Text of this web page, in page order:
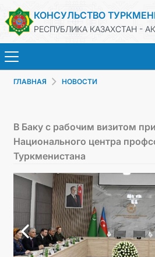
КОНСУЛЬСТВО
РЕСПУБЛИКА КАЗАХСТАН -
КОНСУЛЬСКИЕ
МИД
ЗАПИСЬ НА
ГЛАВНАЯ НОВОСТИ
В Баку с рабочим визитом
Национального центра
Туркменистана